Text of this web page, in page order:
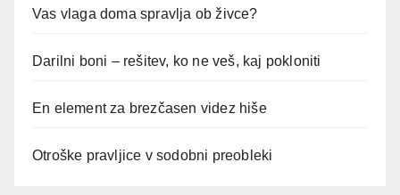
Vas vlaga doma spravlja ob živce?
Darilni boni – rešitev, ko ne veš, kaj pokloniti
En element za brezčasen videz hiše
Otroške pravljice v sodobni preobleki